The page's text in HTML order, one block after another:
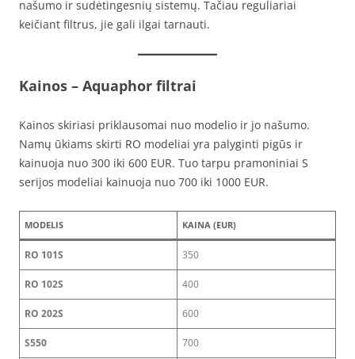
našumo ir sudėtingesnių sistemų. Tačiau reguliariai
keičiant filtrus, jie gali ilgai tarnauti.
Kainos – Aquaphor filtrai
Kainos skiriasi priklausomai nuo modelio ir jo našumo.
Namų ūkiams skirti RO modeliai yra palyginti pigūs ir
kainuoja nuo 300 iki 600 EUR. Tuo tarpu pramoniniai S
serijos modeliai kainuoja nuo 700 iki 1000 EUR.
MODELIS KAINA (EUR)
RO 101S 350
RO 102S 400
RO 202S 600
S550 700